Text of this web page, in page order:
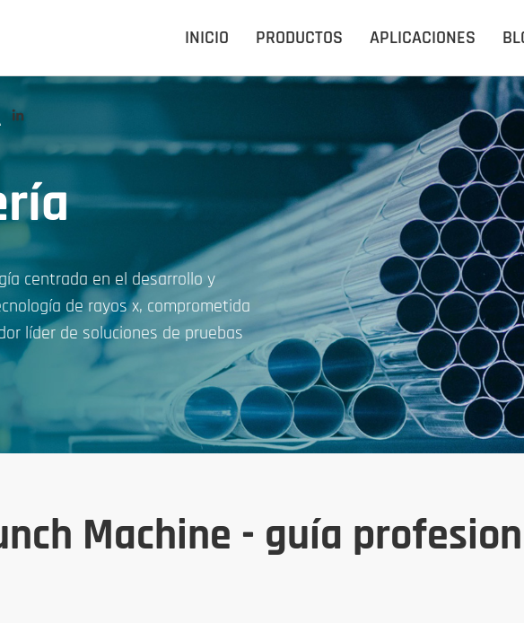
INICIO PRODUCTOS APLICACIONES
centrada en el desarrollo y
de rayos x, comprometida
líder de soluciones de pruebas
Machine - guía